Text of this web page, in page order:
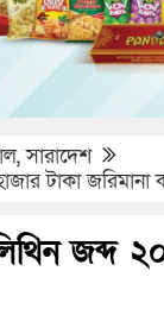
,সারাদেশ
টাকা জরিমানা
জব্দ ২০